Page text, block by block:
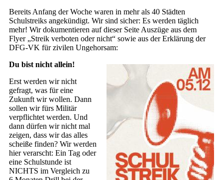
Bereits Anfang der Woche waren in mehr als 40 Städten
Schulstreiks angekündigt. Wir sind sicher: Es werden täglich
mehr! Wir dokumentieren auf dieser Seite Auszüge aus dem
Flyer „Streik verboten oder nicht“ sowie aus der Erklärung der
DFG-VK für zivilen Ungehorsam:
Du bist nicht allein!
Erst werden wir nicht
gefragt, was für eine
Zukunft wir wollen. Dann
sollen wir fürs Militär
verpflichtet werden. Und
dann dürfen wir nicht mal
zeigen, dass wir das alles
scheiße finden? Wir werden
hier verarscht: Ein Tag oder
eine Schulstunde ist
NICHTS im Vergleich zu